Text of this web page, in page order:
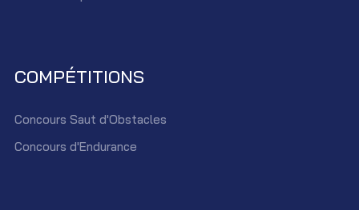
COMPÉTITIONS
Concours Saut d'Obstacles
Concours d'Endurance